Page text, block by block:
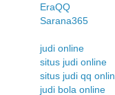
EraQQ
Sarana365
judi online
situs judi online
situs judi qq
judi bola online